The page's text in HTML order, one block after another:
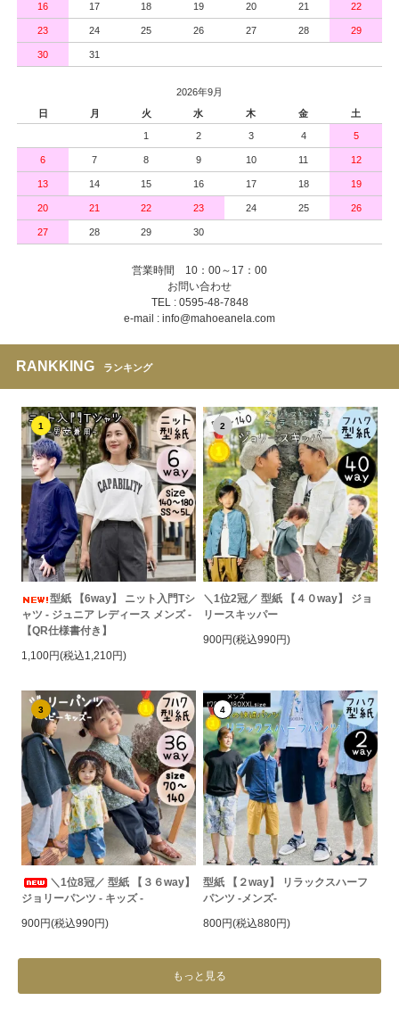
16 17 18 19 20 21 22
23 24 25 26 27 28 29
30 31
2026年9月
日
月 火 水 木 金 土
1 2 3 4 5
6 7 8 9 10 11 12
13 14 15 16 17 18 19
20 21 22 23 24 25 26
27 28 29 30
営業時間 10：00～17：00
お問い合わせ
TEL : 0595-48-7848
e-mail : info@mahoeanela.com
RANKKING ランキング
1
型紙 【6way】 ニット入門Tシ
ャツ - ジュニア レディース メンズ -
【QR仕様書付き】
1,100円(税込1,210円)
2
＼1位2冠／ 型紙 【４０way】 ジョ
リースキッパー
900円(税込990円)
3
＼1位8冠／ 型紙 【３６way】
ジョリーパンツ - キッズ -
900円(税込990円)
4
型紙 【２way】 リラックスハーフ
パンツ -メンズ-
800円(税込880円)
もっと見る